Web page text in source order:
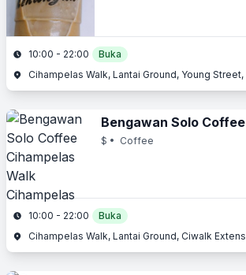
10:00 - 22:00
Buka
Bengawan Solo Coffee
$ • Coffee
10:00 - 22:00
Buka